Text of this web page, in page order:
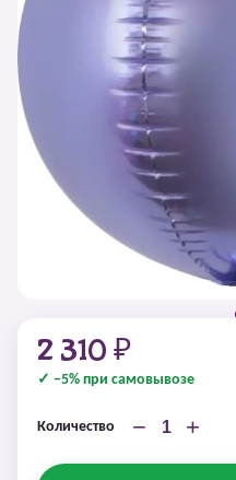
2 310 ₽
✓ −5% при самовывозе
Количество − +